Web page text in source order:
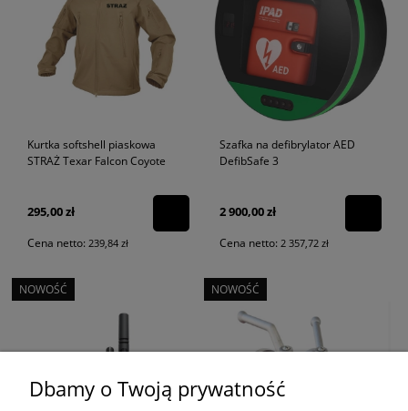
Kurtka softshell piaskowa
STRAŻ Texar Falcon Coyote
295,00 zł
Cena netto: 239,84 zł
Szafka na defibrylator AED
DefibSafe 3
2 900,00 zł
Cena netto: 2 357,72 zł
NOWOŚĆ NOWOŚĆ
Dbamy o Twoją prywatność